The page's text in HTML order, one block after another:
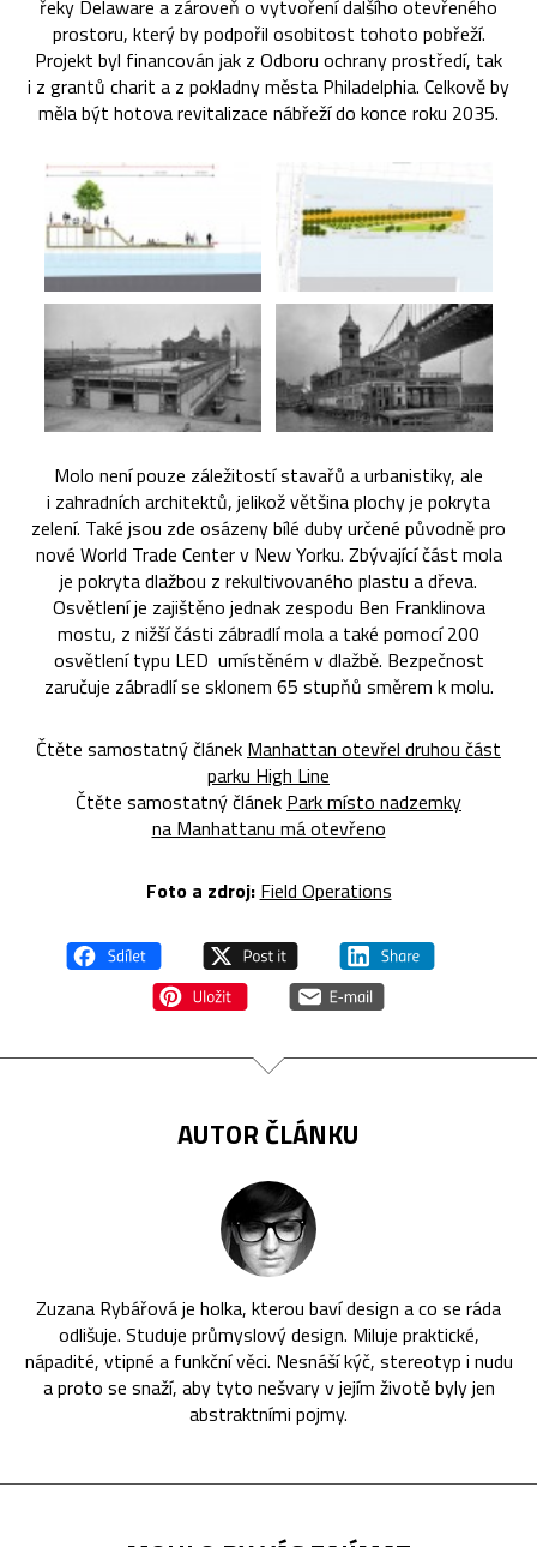
řeky Delaware a zároveň o vytvoření dalšího otevřeného
prostoru, který by podpořil osobitost tohoto pobřeží.
Projekt byl financován jak z Odboru ochrany prostředí, tak
i z grantů charit a z pokladny města Philadelphia. Celkově by
měla být hotova revitalizace nábřeží do konce roku 2035.
Molo není pouze záležitostí stavařů a urbanistiky, ale
i zahradních architektů, jelikož většina plochy je pokryta
zelení. Také jsou zde osázeny bílé duby určené původně pro
nové World Trade Center v New Yorku. Zbývající část mola
je pokryta dlažbou z rekultivovaného plastu a dřeva.
Osvětlení je zajištěno jednak zespodu Ben Franklinova
mostu, z nižší části zábradlí mola a také pomocí 200
osvětlení typu LED umístěném v dlažbě. Bezpečnost
zaručuje zábradlí se sklonem 65 stupňů směrem k molu.
Čtěte samostatný článek Manhattan otevřel druhou část
parku High Line
Čtěte samostatný článek Park místo nadzemky
na Manhattanu má otevřeno
Foto a zdroj: Field Operations
AUTOR ČLÁNKU
Zuzana Rybářová je holka, kterou baví design a co se ráda
odlišuje. Studuje průmyslový design. Miluje praktické,
nápadité, vtipné a funkční věci. Nesnáší kýč, stereotyp i nudu
a proto se snaží, aby tyto nešvary v jejím životě byly jen
abstraktními pojmy.